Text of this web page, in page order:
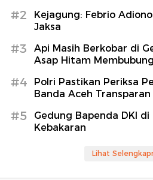
#2
Kejagung: Febrio
Jaksa
#3
Api Masih Berkobar di
Asap Hitam Membubung
#4
Polri Pastikan Periksa
Banda Aceh Transparan
#5
Gedung Bapenda DKI di
Kebakaran
Lihat